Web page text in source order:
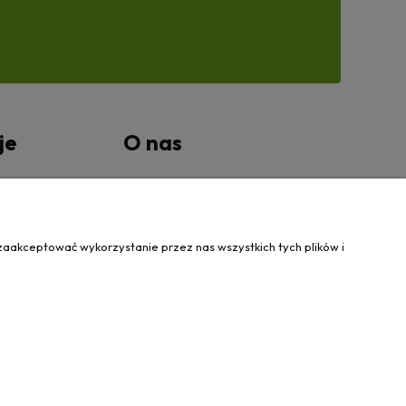
O nas
wykorzystanie przez nas wszystkich tych plików i